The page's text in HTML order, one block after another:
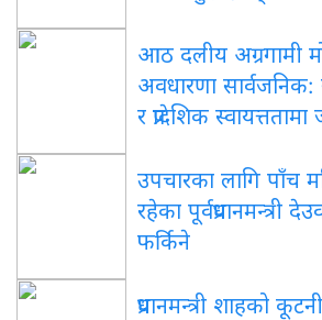
आठ दलीय अग्रगामी
अवधारणा
र प्रादेशिक स्वायत्ततामा
उपचारका लागि पाँच
रहेका पूर्वप्रधानमन्त्री
फर्किने
प्रधानमन्त्री शाहको